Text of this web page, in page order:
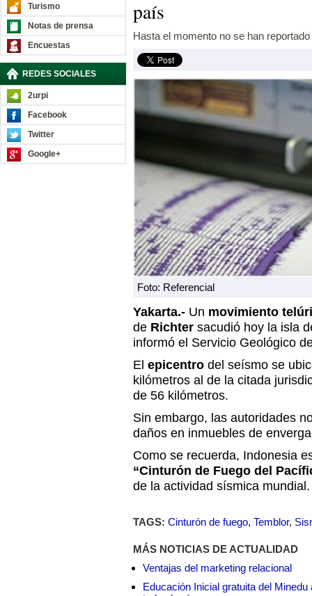
Turismo
Notas de prensa
Encuestas
REDES SOCIALES
2urpi
Facebook
Twitter
Google+
país
Hasta el momento no se han
Foto: Referencial
Yakarta.- Un movimiento
de Richter sacudió hoy la isla
informó el Servicio Geológico
El epicentro del seísmo se
kilómetros al de la citada
de 56 kilómetros.
Sin embargo, las autoridades
daños en inmuebles de
Como se recuerda, Indonesia
“Cinturón de Fuego del
de la actividad sísmica mundial.
TAGS: Cinturón de fuego, Temblor,
MÁS NOTICIAS DE ACTUALIDAD
Ventajas del marketing relacional
Educación Inicial gratuita del